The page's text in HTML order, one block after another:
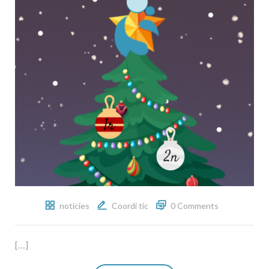
noticies Coordi tic 0 Comments
[…]